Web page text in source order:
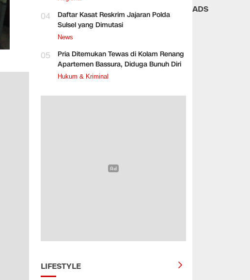
04
Daftar Kasat Reskrim Jajaran Polda
Sulsel yang Dimutasi
News
05
Pria Ditemukan Tewas di Kolam Renang
Apartemen Bassura, Diduga Bunuh Diri
Hukum & Kriminal
LIFESTYLE
ADS